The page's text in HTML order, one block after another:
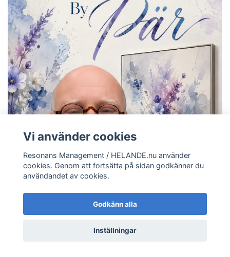
Vi använder cookies
Resonans Management / HELANDE.nu använder
cookies. Genom att fortsätta på sidan godkänner du
användandet av cookies.
Godkänn alla
Inställningar